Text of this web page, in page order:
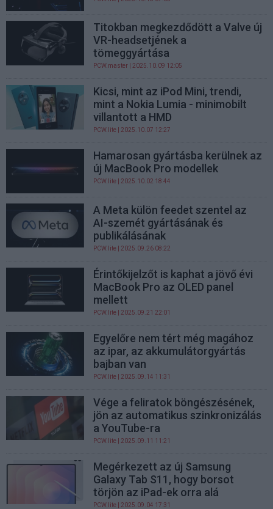
Titokban megkezdődött a Valve új
VR-headsetjének a
tömeggyártása
PCW.master | 2025.10.09 12:05
Kicsi, mint az iPod Mini, trendi,
mint a Nokia Lumia - minimobilt
villantott a HMD
PCW.lite | 2025.10.07 12:27
Hamarosan gyártásba kerülnek az
új MacBook Pro modellek
PCW.lite | 2025.10.02 18:44
A Meta külön feedet szentel az
AI-szemét gyártásának és
publikálásának
PCW.lite | 2025.09.26 08:22
Érintőkijelzőt is kaphat a jövő évi
MacBook Pro az OLED panel
mellett
PCW.lite | 2025.09.21 22:01
Egyelőre nem tért még magához
az ipar, az akkumulátorgyártás
bajban van
PCW.lite | 2025.09.14 11:31
Vége a feliratok böngészésének,
jön az automatikus szinkronizálás
a YouTube-ra
PCW.lite | 2025.09.11 11:21
Megérkezett az új Samsung
Galaxy Tab S11, hogy borsot
törjön az iPad-ek orra alá
PCW.lite | 2025.09.04 17:31